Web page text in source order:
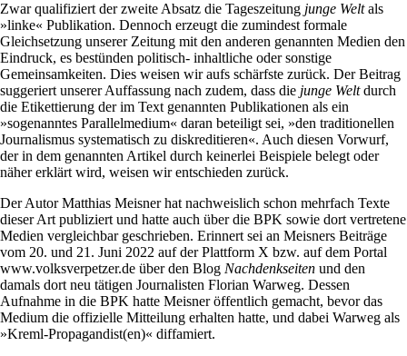
Zwar qualifiziert der zweite Absatz die Tageszeitung junge Weltals
»linke« Publikation. Dennoch erzeugt die zumindest formale
Gleichsetzung unserer Zeitung mit den anderen genannten Medien den
Eindruck, es bestünden politisch- inhaltliche oder sonstige
Gemeinsamkeiten. Dies weisen wir aufs schärfste zurück. Der Beitrag
suggeriert unserer Auffassung nach zudem, dass die junge Weltdurch
die Etikettierung der im Text genannten Publikationen als ein
»sogenanntes Parallelmedium« daran beteiligt sei, »den traditionellen
Journalismus systematisch zu diskreditieren«. Auch diesen Vorwurf,
der in dem genannten Artikel durch keinerlei Beispiele belegt oder
näher erklärt wird, weisen wir entschieden zurück.
Der Autor Matthias Meisner hat nachweislich schon mehrfach Texte
dieser Art publiziert und hatte auch über die BPK sowie dort vertretene
Medien vergleichbar geschrieben. Erinnert sei an Meisners Beiträge
vom 20. und 21. Juni 2022 auf der Plattform X bzw. auf dem Portal
www.volksverpetzer.de über den Blog Nachdenkseiten und den
damals dort neu tätigen Journalisten Florian Warweg. Dessen
Aufnahme in die BPK hatte Meisner öffentlich gemacht, bevor das
Medium die offizielle Mitteilung erhalten hatte, und dabei Warweg als
»Kreml-Propagandist(en)« diffamiert.